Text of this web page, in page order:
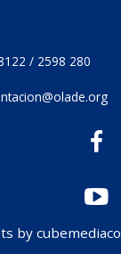
/ 2598 280
by cubemediaco